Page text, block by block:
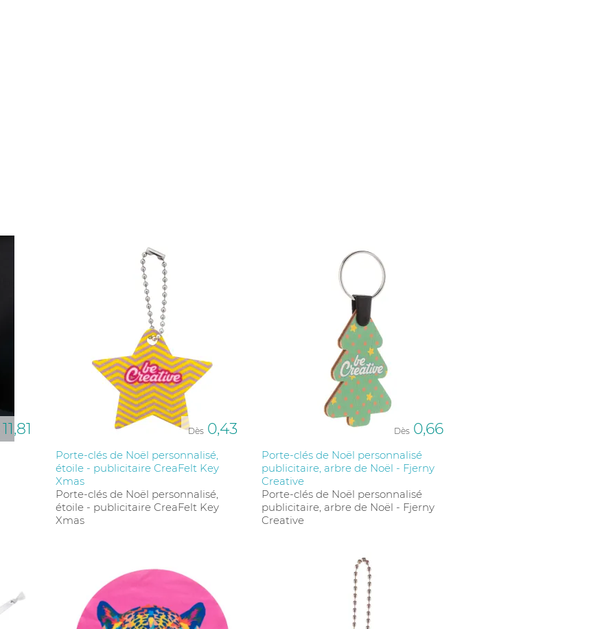
11,81 Dès 0,43
Porte-clés de Noël personnalisé,
étoile - publicitaire CreaFelt Key
Xmas
Porte-clés de Noël personnalisé,
étoile - publicitaire CreaFelt Key
Xmas
Dès 0,66
Porte-clés de Noël personnalisé
publicitaire, arbre de Noël - Fjerny
Creative
Porte-clés de Noël personnalisé
publicitaire, arbre de Noël - Fjerny
Creative